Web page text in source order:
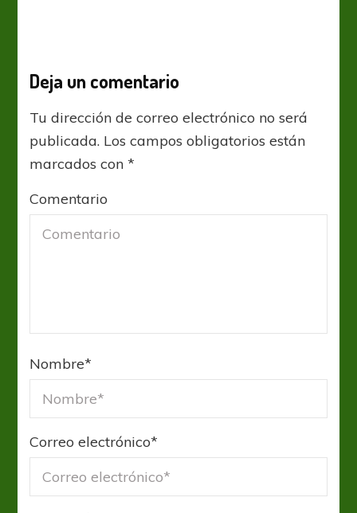
Deja un comentario
Tu dirección de correo electrónico no será
publicada. Los campos obligatorios están
marcados con*
Comentario
Nombre*
Correo electrónico*